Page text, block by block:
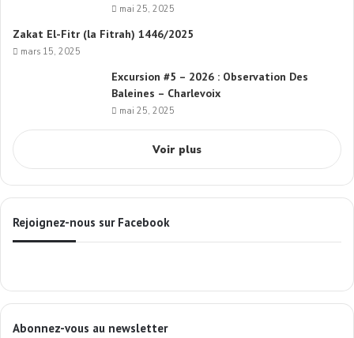
mai 25, 2025
Zakat El-Fitr (la Fitrah) 1446/2025
mars 15, 2025
Excursion #5 – 2026 : Observation Des
Baleines – Charlevoix
mai 25, 2025
Voir plus
Rejoignez-nous sur Facebook
Abonnez-vous au newsletter